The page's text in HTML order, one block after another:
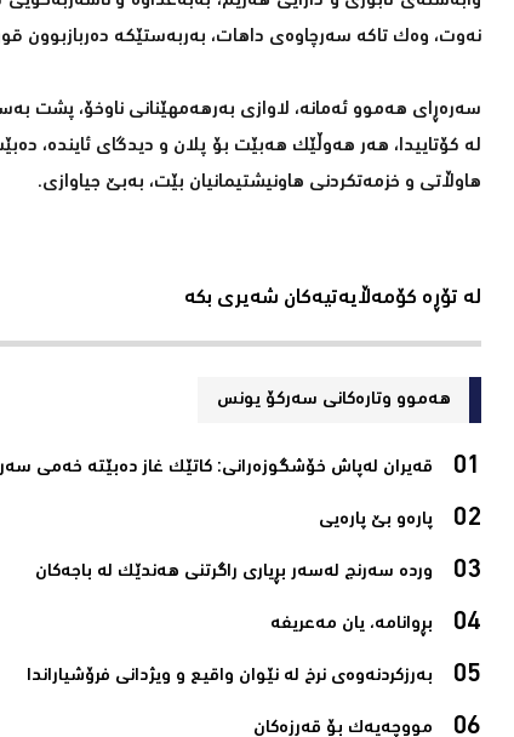
نەوت، وەک تاکە سەرچاوەی داهات، بەربەستێکە دەربازبوون
سەرەڕای هەموو ئەمانە، لاوازی بەرهەمهێنانی ناوخۆ، پشت
لە کۆتاییدا، هەر هەوڵێک هەبێت بۆ پلان و دیدگای ئایندە،
هاوڵاتی و خزمەتکردنی هاونیشتیمانیان بێت، بەبێ جیاوازی.
لە تۆڕە کۆمەڵایەتیەکان شەیری بکە
هەموو وتارەکانی سه‌ركۆ یونس
قەیران لەپاش خۆشگوزەرانی: كاتێك غاز دەبێتە خەمی
پارەو بێ پارەیی‌
وردە سەرنج لەسەر بڕیاری راگرتنی هەندێک لە باجەکان‌
بڕوانامە، یان مەعریفە‌
بەرزکردنەوەی نرخ لە نێوان واقیع و ویژدانی فرۆشیاراندا‌
مووچەیەک بۆ قەرزەکان‌